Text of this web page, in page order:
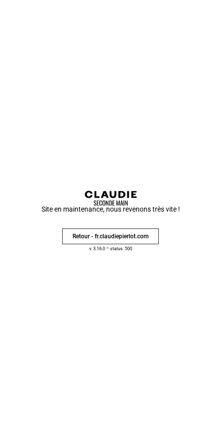
Site en maintenance, nous revenons très vite !
Retour - fr.claudiepierlot.com
v. 3.16.0- status: 500